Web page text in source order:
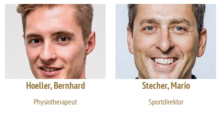
Hoeller, Bernhard
Physiotherapeut
Stecher, Mario
Sportdirektor